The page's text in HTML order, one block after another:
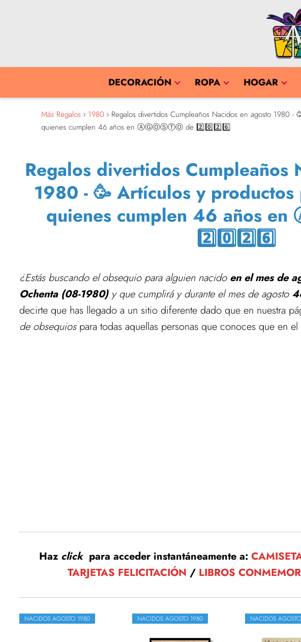
DECORACIÓN ROPA HOGAR
Más Regalos 1980
Regalos divertidos Cumpleaños Nacidos en agosto 1980 -
quienes cumplen 46 años en ⒶⒼⓄⓈⓉⓄ de 2️⃣0️⃣2️⃣6️⃣
Regalos divertidos Cumpleaños
1980 - 🥳 Artículos y
quienes cumplen 46 años
2️⃣0️⃣2️⃣6️⃣
¿Estás buscando el obsequio para alguien nacido en el mes de
Ochenta (08-1980)y que cumplirá y durante el mes de agosto
decirte que has llegado a un sitio diferente dado que en nuestra
de obsequiospara todas aquellas personas que conoces que en
Haz click para acceder instantáneamente a:
TARJETAS FELICITACIÓN / LIBROS
NACIDOS AGOSTO 1980 NACIDOS AGOSTO 1980 NACIDOS